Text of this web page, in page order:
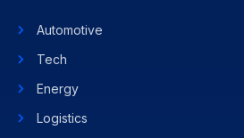
Automotive
Tech
Energy
Logistics